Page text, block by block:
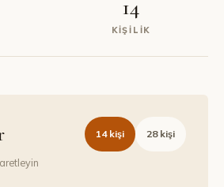
14
KIŞILIK
14kişi 28kişi